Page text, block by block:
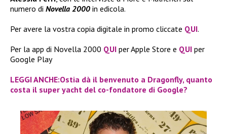
numero di Novella 2000 in edicola.
Per avere la vostra copia digitale in promo cliccate QUI.
Per la app di Novella 2000 QUI per Apple Store e QUI per
Google Play
LEGGI ANCHE:Ostia dà il benvenuto a Dragonfly, quanto
costa il super yacht del co-fondatore di Google?